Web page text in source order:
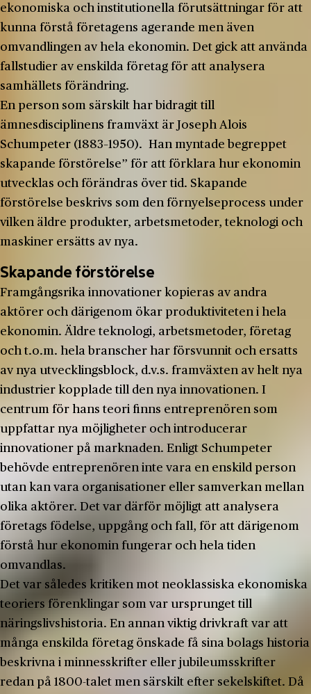
ekonomiska och institutionella förutsättningar för att
kunna förstå företagens agerande men även
omvandlingen av hela ekonomin. Det gick att använda
fallstudier av enskilda företag för att analysera
samhällets förändring.
En person som särskilt har bidragit till
ämnesdisciplinens framväxt är Joseph Alois
Schumpeter (1883–1950). Han myntade begreppet
skapande förstörelse” för att förklara hur ekonomin
utvecklas och förändras över tid. Skapande
förstörelse beskrivs som den förnyelseprocess under
vilken äldre produkter, arbetsmetoder, teknologi och
maskiner ersätts av nya.
Skapande förstörelse
Framgångsrika innovationer kopieras av andra
aktörer och därigenom ökar produktiviteten i hela
ekonomin. Äldre teknologi, arbetsmetoder, företag
och t.o.m. hela branscher har försvunnit och ersatts
av nya utvecklingsblock, d.v.s. framväxten av helt nya
industrier kopplade till den nya innovationen. I
centrum för hans teori finns entreprenören som
uppfattar nya möjligheter och introducerar
innovationer på marknaden. Enligt Schumpeter
behövde entreprenören inte vara en enskild person
utan kan vara organisationer eller samverkan mellan
olika aktörer. Det var därför möjligt att analysera
företags födelse, uppgång och fall, för att därigenom
förstå hur ekonomin fungerar och hela tiden
omvandlas.
Det var således kritiken mot neoklassiska ekonomiska
teoriers förenklingar som var ursprunget till
näringslivshistoria. En annan viktig drivkraft var att
många enskilda företag önskade få sina bolags historia
beskrivna i minnesskrifter eller jubileumsskrifter
redan på 1800-talet men särskilt efter sekelskiftet. Då